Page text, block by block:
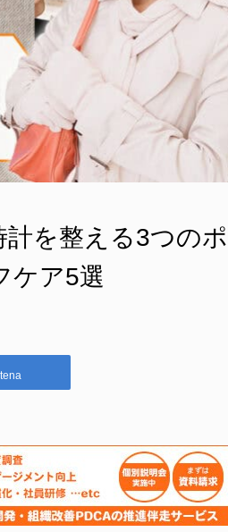
を整える3つのポ
ケア5選